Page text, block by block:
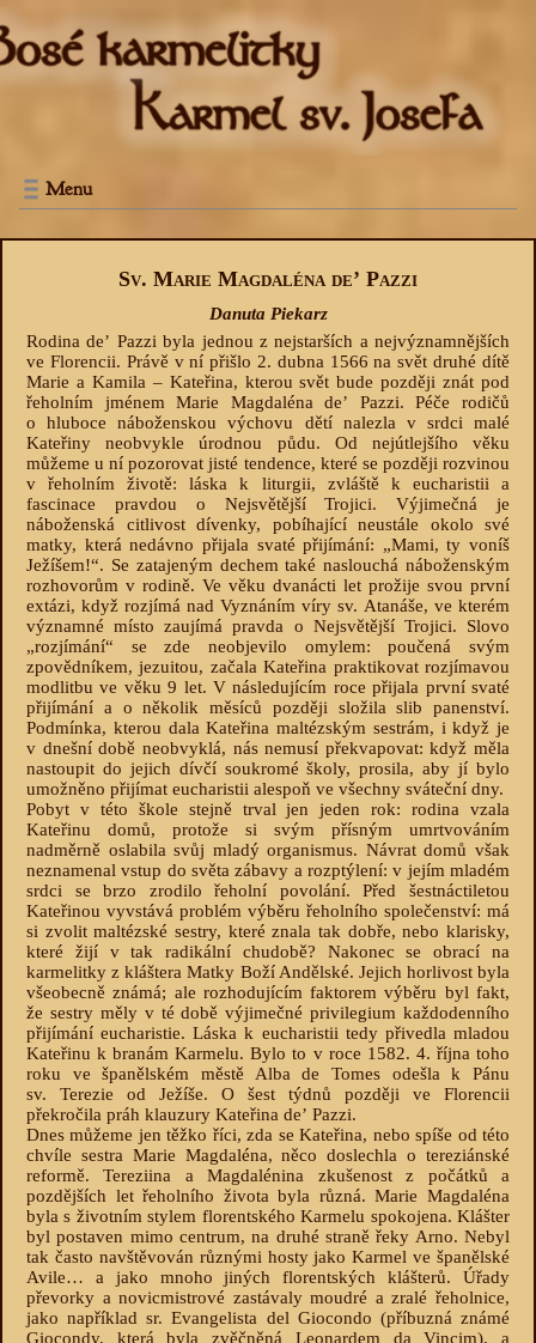
Menu
Sv. Marie Magdaléna deʼ Pazzi
Danuta Piekarz
Rodina deʼ Pazzi byla jednou z nejstarších a nejvýznamnějších
ve Florencii. Právě v ní přišlo 2. dubna 1566 na svět druhé dítě
Marie a Kamila – Kateřina, kterou svět bude později znát pod
řeholním jménem Marie Magdaléna deʼ Pazzi. Péče rodičů
o hluboce náboženskou výchovu dětí nalezla v srdci malé
Kateřiny neobvykle úrodnou půdu. Od nejútlejšího věku
můžeme u ní pozorovat jisté tendence, které se později rozvinou
v řeholním životě: láska k liturgii, zvláště k eucharistii a
fascinace pravdou o Nejsvětější Trojici. Výjimečná je
náboženská citlivost dívenky, pobíhající neustále okolo své
matky, která nedávno přijala svaté přijímání: „Mami, ty voníš
Ježíšem!“. Se zatajeným dechem také naslouchá náboženským
rozhovorům v rodině. Ve věku dvanácti let prožije svou první
extázi, když rozjímá nad Vyznáním víry sv. Atanáše, ve kterém
významné místo zaujímá pravda o Nejsvětější Trojici. Slovo
„rozjímání“ se zde neobjevilo omylem: poučená svým
zpovědníkem, jezuitou, začala Kateřina praktikovat rozjímavou
modlitbu ve věku 9 let. V následujícím roce přijala první svaté
přijímání a o několik měsíců později složila slib panenství.
Podmínka, kterou dala Kateřina maltézským sestrám, i když je
v dnešní době neobvyklá, nás nemusí překvapovat: když měla
nastoupit do jejich dívčí soukromé školy, prosila, aby jí bylo
umožněno přijímat eucharistii alespoň ve všechny sváteční dny.
Pobyt v této škole stejně trval jen jeden rok: rodina vzala
Kateřinu domů, protože si svým přísným umrtvováním
nadměrně oslabila svůj mladý organismus. Návrat domů však
neznamenal vstup do světa zábavy a rozptýlení: v jejím mladém
srdci se brzo zrodilo řeholní povolání. Před šestnáctiletou
Kateřinou vyvstává problém výběru řeholního společenství: má
si zvolit maltézské sestry, které znala tak dobře, nebo klarisky,
které žijí v tak radikální chudobě? Nakonec se obrací na
karmelitky z kláštera Matky Boží Andělské. Jejich horlivost byla
všeobecně známá; ale rozhodujícím faktorem výběru byl fakt,
že sestry měly v té době výjimečné privilegium každodenního
přijímání eucharistie. Láska k eucharistii tedy přivedla mladou
Kateřinu k branám Karmelu. Bylo to v roce 1582. 4. října toho
roku ve španělském městě Alba de Tomes odešla k Pánu
sv. Terezie od Ježíše. O šest týdnů později ve Florencii
překročila práh klauzury Kateřina deʼ Pazzi.
Dnes můžeme jen těžko říci, zda se Kateřina, nebo spíše od této
chvíle sestra Marie Magdaléna, něco doslechla o tereziánské
reformě. Tereziina a Magdalénina zkušenost z počátků a
pozdějších let řeholního života byla různá. Marie Magdaléna
byla s životním stylem florentského Karmelu spokojena. Klášter
byl postaven mimo centrum, na druhé straně řeky Arno. Nebyl
tak často navštěvován různými hosty jako Karmel ve španělské
Avile… a jako mnoho jiných florentských klášterů. Úřady
převorky a novicmistrové zastávaly moudré a zralé řeholnice,
jako například sr. Evangelista del Giocondo (příbuzná známé
Giocondy, která byla zvěčněná Leonardem da Vincim), a